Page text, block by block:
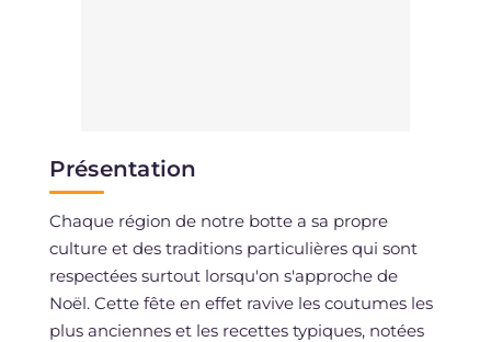
Présentation
Chaque région de notre botte a sa propre
culture et des traditions particulières qui sont
respectées surtout lorsqu'on s'approche de
Noël. Cette fête en effet ravive les coutumes les
plus anciennes et les recettes typiques, notées